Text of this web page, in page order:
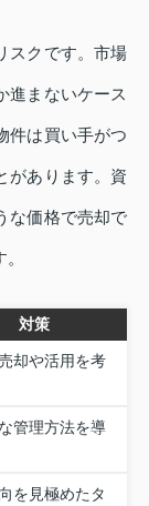
スクです。市場
進まないケース
件は買い手がつ
があります。資
な価格で売却で
対策
却や活用を考
管理方法を導
を見極めたタ